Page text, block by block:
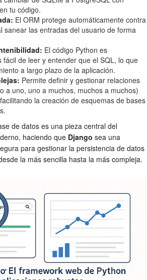
tu código.
El ORM protege automáticamente contra
sanear las entradas del usuario de forma
El código Python es
fácil de leer y entender que el SQL, lo que
a largo plazo de la aplicación.
Permite definir y gestionar relaciones
a uno, uno a muchos, muchos a muchos)
la creación de esquemas de bases
de datos es una pieza central del
haciendo que Django sea una
para gestionar la persistencia de datos
la más sencilla hasta la más compleja.